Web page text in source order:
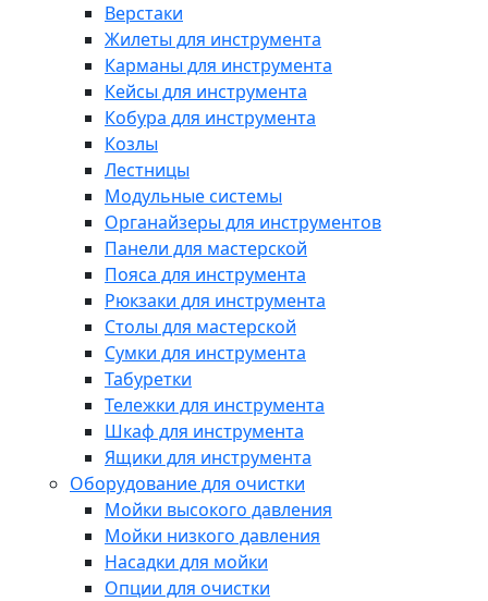
Верстаки
Жилеты для инструмента
Карманы для инструмента
Кейсы для инструмента
Кобура для инструмента
Козлы
Лестницы
Модульные системы
Органайзеры для инструментов
Панели для мастерской
Пояса для инструмента
Рюкзаки для инструмента
Столы для мастерской
Сумки для инструмента
Табуретки
Тележки для инструмента
Шкаф для инструмента
Ящики для инструмента
Оборудование для очистки
Мойки высокого давления
Мойки низкого давления
Насадки для мойки
Опции для очистки